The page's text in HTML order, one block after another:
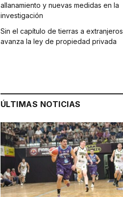
allanamiento y nuevas medidas en la
investigación
Sin el capítulo de tierras a extranjeros,
avanza la ley de propiedad privada
ÚLTIMAS NOTICIAS